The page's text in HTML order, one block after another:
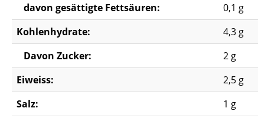
davon gesättigte Fettsäuren:
0,1 g
Kohlenhydrate:
4,3 g
Davon Zucker:
2 g
Eiweiss:
2,5 g
Salz:
1 g